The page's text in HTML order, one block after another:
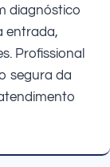
diagnóstico
entrada,
Profissional
segura da